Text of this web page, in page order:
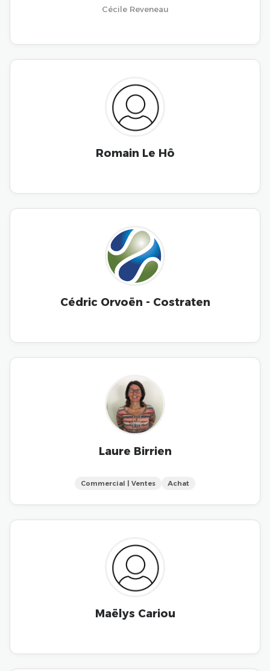
Cécile Reveneau
Romain Le Hô
Cédric Orvoën - Costraten
Laure Birrien
Commercial | Ventes Achat
Maëlys Cariou